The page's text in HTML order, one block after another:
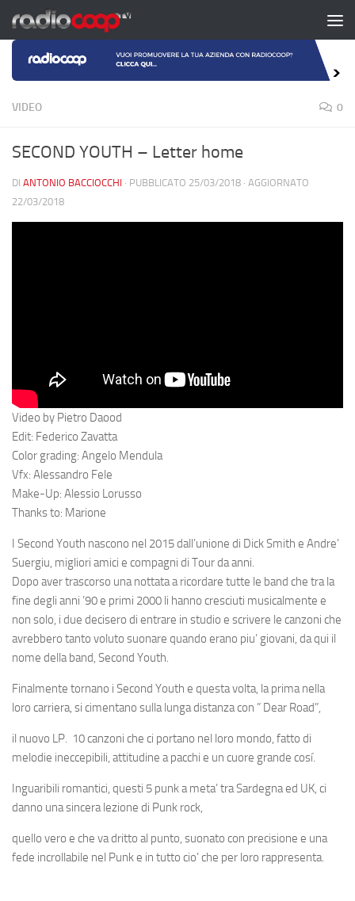
Salta al contenuto
VIDEO 0
SECOND YOUTH – Letter home
DI ANTONIO BACCIOCCHI · PUBBLICATO 25/03/2018 · AGGIORNATO
22/03/2018
Video by Pietro Daood
Edit: Federico Zavatta
Color grading: Angelo Mendula
Vfx: Alessandro Fele
Make-Up: Alessio Lorusso
Thanks to: Marione
I Second Youth nascono nel 2015 dall’unione di Dick Smith e Andre’
Suergiu, migliori amici e compagni di Tour da anni.
Dopo aver trascorso una nottata a ricordare tutte le band che tra la
fine degli anni ’90 e primi 2000 li hanno cresciuti musicalmente e
non solo, i due decisero di entrare in studio e scrivere le canzoni che
avrebbero tanto voluto suonare quando erano piu’ giovani, da qui il
nome della band, Second Youth.
Finalmente tornano i Second Youth e questa volta, la prima nella
loro carriera, si cimentano sulla lunga distanza con ” Dear Road”,
il nuovo LP. 10 canzoni che ci portano nel loro mondo, fatto di
melodie ineccepibili, attitudine a pacchi e un cuore grande cosí.
Inguaribili romantici, questi 5 punk a meta’ tra Sardegna ed UK, ci
danno una sincera lezione di Punk rock,
quello vero e che va dritto al punto, suonato con precisione e una
fede incrollabile nel Punk e in tutto cio’ che per loro rappresenta.